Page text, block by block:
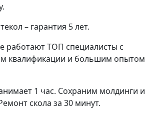
– гарантия 5 лет.
работают ТОП специалисты с
квалификации и большим опытом
1 час. Сохраним молдинги и
скола за 30 минут.